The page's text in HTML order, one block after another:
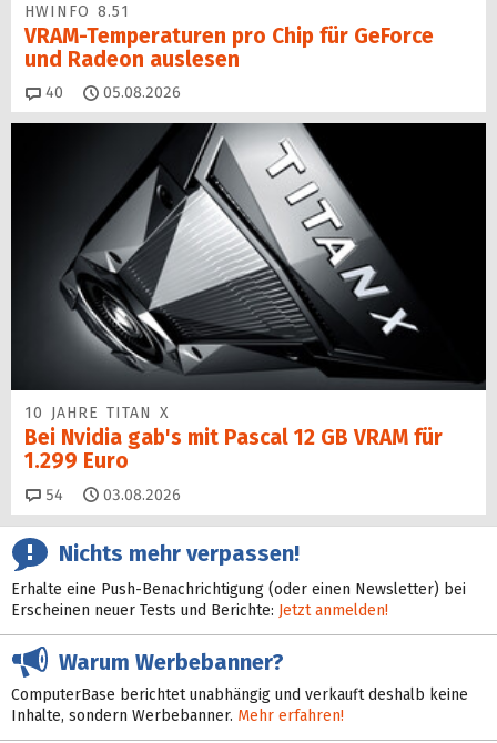
HWINFO 8.51
VRAM-Temperaturen pro Chip für GeForce
und Radeon auslesen
40 Kommentare
05.08.2026
10 JAHRE TITAN X
Bei Nvidia gab's mit Pascal 12 GB VRAM für
1.299 Euro
54 Kommentare
03.08.2026
Nichts mehr verpassen!
Erhalte eine Push-Benachrichtigung (oder einen Newsletter) bei
Erscheinen neuer Tests und Berichte: Jetzt anmelden!
Warum Werbebanner?
ComputerBase berichtet unabhängig und verkauft deshalb keine
Inhalte, sondern Werbebanner. Mehr erfahren!